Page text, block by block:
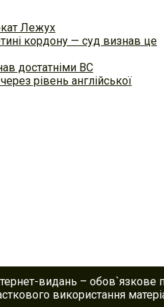
Лежух
кордону — суд визнав це
достатніми ВС
рівень англійської
видань – обов`язкове
використання